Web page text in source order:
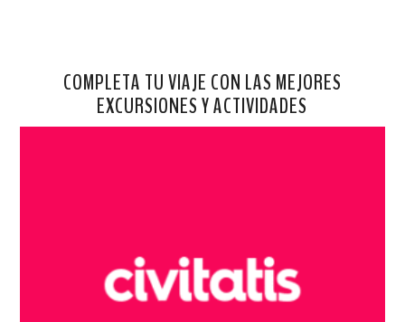
COMPLETA TU VIAJE CON LAS MEJORES
EXCURSIONES Y ACTIVIDADES